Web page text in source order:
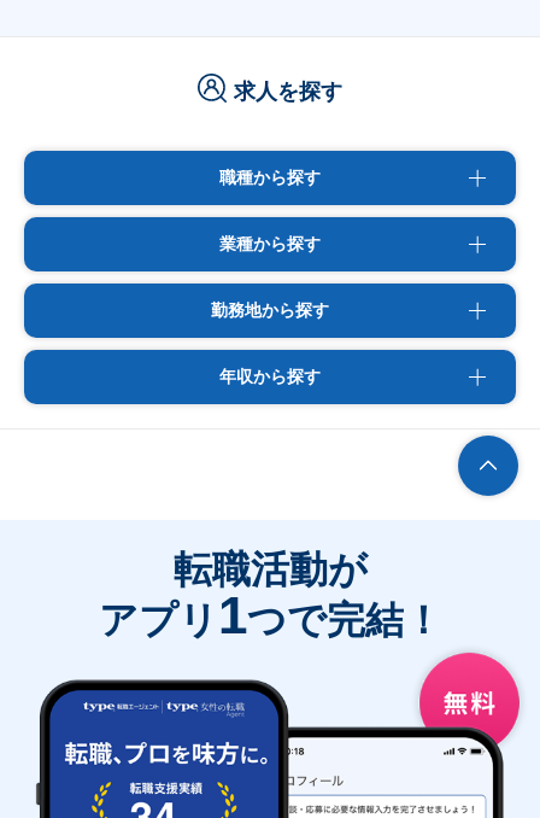
求人を探す
職種から探す
業種から探す
勤務地から探す
年収から探す
転職活動が
アプリ 1つで完結！